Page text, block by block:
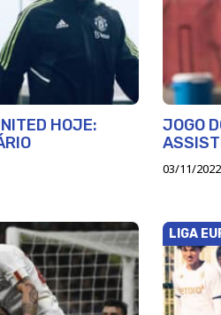
HOJE:
JOGO
03/11/
LIGA